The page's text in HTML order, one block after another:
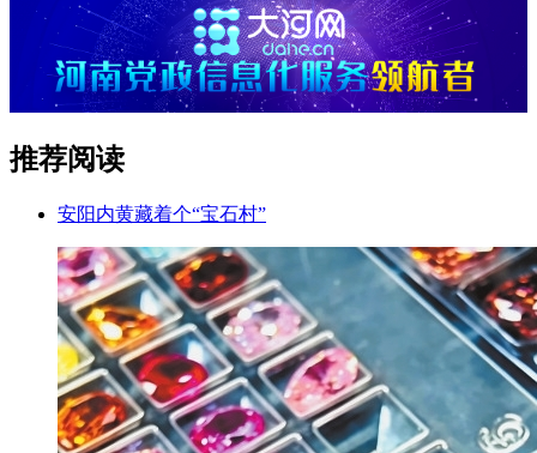
推荐阅读
安阳内黄藏着个“宝石村”